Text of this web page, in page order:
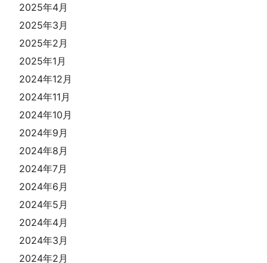
2025年4月
2025年3月
2025年2月
2025年1月
2024年12月
2024年11月
2024年10月
2024年9月
2024年8月
2024年7月
2024年6月
2024年5月
2024年4月
2024年3月
2024年2月